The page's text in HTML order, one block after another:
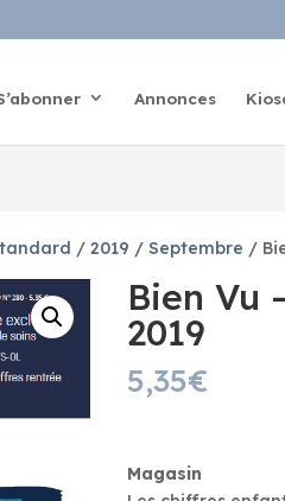
Annonces
/2019 /Septembre /
Bien Vu
2019
5,35€
Magasin